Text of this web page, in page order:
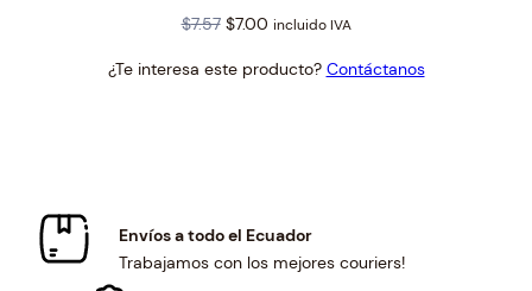
$7.57 Original
was:
$7.00Current
is:
incluido IVA
¿Te interesa este producto? Contáctanos
Envíos a todo el Ecuador
Trabajamos con los mejores couriers!